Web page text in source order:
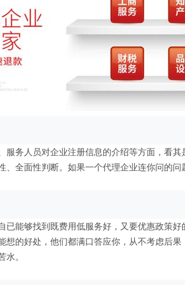
服务人员对企业注册信息的介绍等方面，看
全面性判断。如果一个代理企业连你问的问
已能够找到既费用低服务好，又要优惠政策
想的好处，他们都满口答应你，从不考虑后
水。